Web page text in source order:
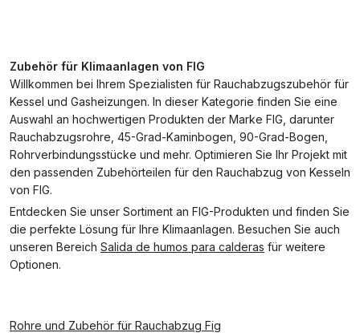
Zubehör für Klimaanlagen von FIG
Willkommen bei Ihrem Spezialisten für Rauchabzugszubehör für
Kessel und Gasheizungen. In dieser Kategorie finden Sie eine
Auswahl an hochwertigen Produkten der Marke FIG, darunter
Rauchabzugsrohre, 45-Grad-Kaminbogen, 90-Grad-Bogen,
Rohrverbindungsstücke und mehr. Optimieren Sie Ihr Projekt mit
den passenden Zubehörteilen für den Rauchabzug von Kesseln
von FIG.
Entdecken Sie unser Sortiment an FIG-Produkten und finden Sie
die perfekte Lösung für Ihre Klimaanlagen. Besuchen Sie auch
unseren Bereich Salida de humos para calderas für weitere
Optionen.
Rohre und Zubehör für Rauchabzug Fig